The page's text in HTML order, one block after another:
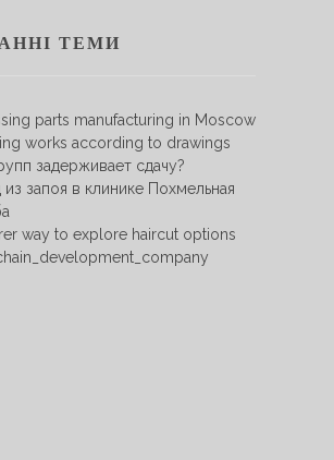
ТЕМИ
parts manufacturing in Moscow
works according to drawings
задерживает сдачу?
запоя в клинике Похмельная
way to explore haircut options